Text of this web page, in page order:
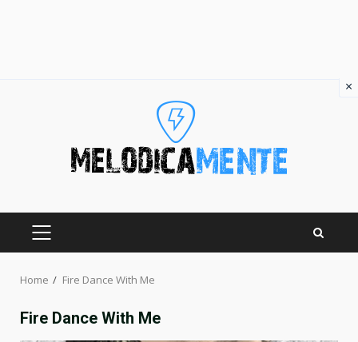
PRIMARY
Home Fire Dance With Me
Fire Dance With Me
×